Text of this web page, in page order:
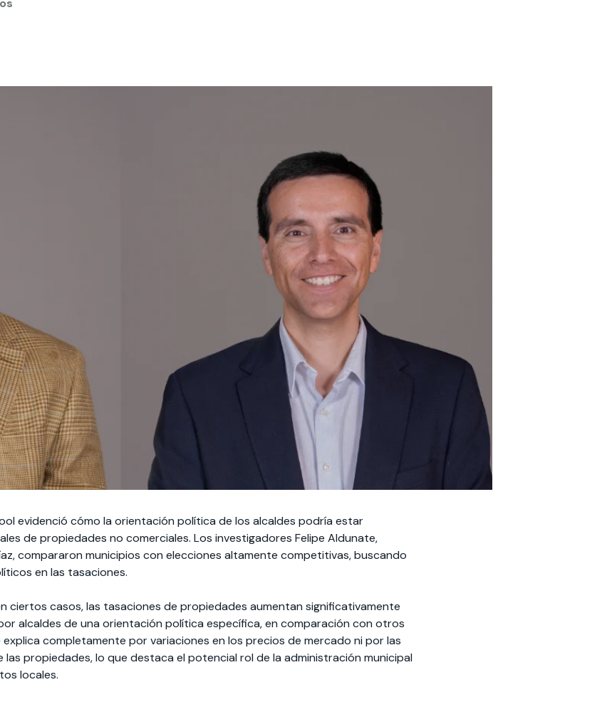
evidenció cómo la orientación política de los alcaldes podría estar
de propiedades no comerciales. Los investigadores Felipe Aldunate,
compararon municipios con elecciones altamente competitivas, buscando
en las tasaciones.
ciertos casos, las tasaciones de propiedades aumentan significativamente
alcaldes de una orientación política específica, en comparación con otros
completamente por variaciones en los precios de mercado ni por las
propiedades, lo que destaca el potencial rol de la administración municipal
locales.